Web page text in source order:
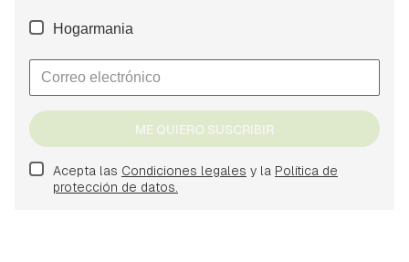
Hogarmania
ME QUIERO SUSCRIBIR
Acepta las Condiciones legales y la Política de
protección de datos.